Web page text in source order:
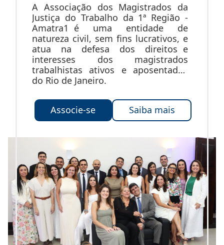
A Associação dos Magistrados da
Justiça do Trabalho da 1ª Região -
Amatra1 é uma entidade de
natureza civil, sem fins lucrativos, e
atua na defesa dos direitos e
interesses dos magistrados
trabalhistas ativos e aposentados
do Rio de Janeiro.
Associe-se Saiba mais